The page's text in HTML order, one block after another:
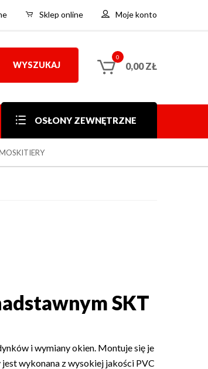
Sklep online Moje konto
WYSZUKAJ
0
0,00ZŁ
OSŁONY ZEWNĘTRZNE
SKT
i wymiany okien. Montuje się je
wykonana z wysokiej jakości PVC